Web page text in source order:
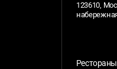
123610,
Рестораны